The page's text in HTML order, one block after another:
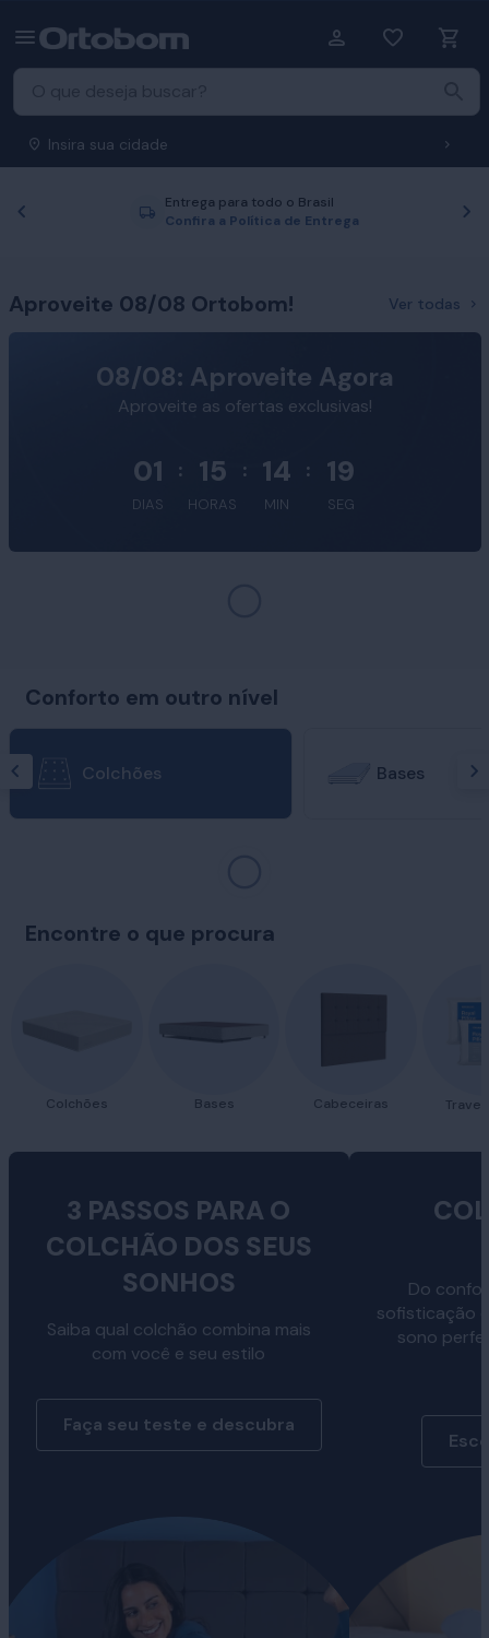
Insira sua cidade
Entrega para todo o Brasil
Confira a Política de Entrega
Anterior
Aproveite 08/08 Ortobom! Ver todas
08/08: Aproveite Agora
Aproveite as ofertas exclusivas!
01
DIAS
: 15
HORAS
: 14
MIN
: 18
SEG
Conforto em outro nível
Colchões Bases
Encontre o que procura
Colchões Bases Cabeceiras
3 PASSOS PARA O
COLCHÃO DOS SEUS
SONHOS
Saiba qual colchão combina mais
com você e seu estilo
Faça seu teste e descubra
Do
sofisticação
sono